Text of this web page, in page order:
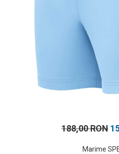
188,00 RON
Marime